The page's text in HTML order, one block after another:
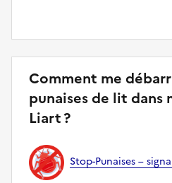
Comment me
punaises de lit dans
Liart ?
Stop-Punaises –